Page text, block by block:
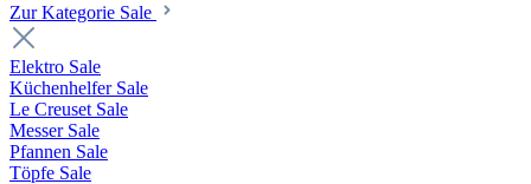
Zur Kategorie Sale
Elektro Sale
Küchenhelfer Sale
Le Creuset Sale
Messer Sale
Pfannen Sale
Töpfe Sale